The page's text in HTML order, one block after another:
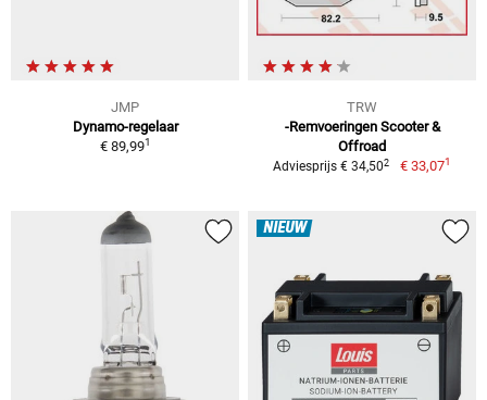
JMP
Dynamo-regelaar
€ 89,991
TRW
-Remvoeringen Scooter &
Offroad
Adviesprijs € 34,502 € 33,071
NIEUW